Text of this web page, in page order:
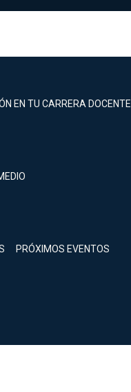
EN TU CARRERA DOCENTE
PRÓXIMOS EVENTOS